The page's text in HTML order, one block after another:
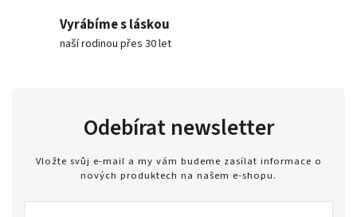
Vyrábíme s láskou
naší rodinou přes 30 let
Odebírat newsletter
Vložte svůj e-mail a my vám budeme zasílat informace o
nových produktech na našem e-shopu.